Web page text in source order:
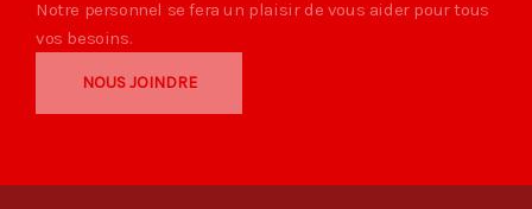
Notre personnel se fera un plaisir de vous aider pour tous
vos besoins.
NOUS JOINDRE